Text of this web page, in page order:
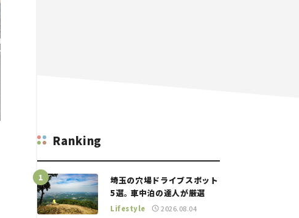
Ranking
埼玉の穴場ドライブスポット
5選。車中泊の達人が厳選
Lifestyle 2026.08.04